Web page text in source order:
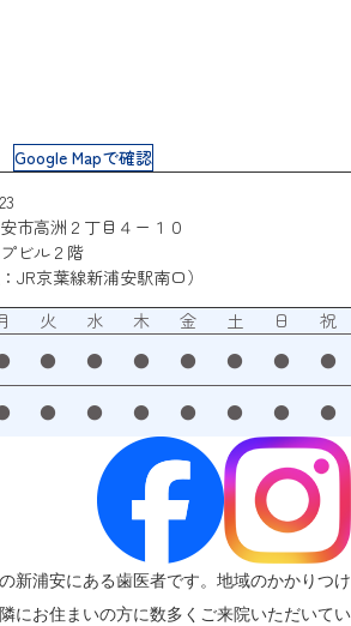
Google Mapで確認
市高洲２丁目４ー１０
ビル２階
：JR京葉線新浦安駅南口）
火 水 木 金 土 日 祝
● ● ● ● ● ● ●
● ● ● ● ● ● ●
新浦安にある歯医者です。地域のかかりつけ
にお住まいの方に数多くご来院いただいてい